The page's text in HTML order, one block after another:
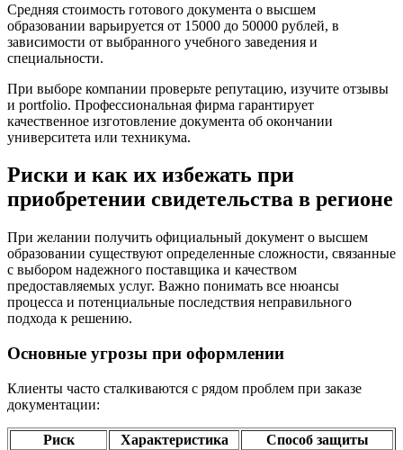
Средняя стоимость готового документа о высшем
образовании варьируется от 15000 до 50000 рублей, в
зависимости от выбранного учебного заведения и
специальности.
При выборе компании проверьте репутацию, изучите отзывы
и portfoliо. Профессиональная фирма гарантирует
качественное изготовление документа об окончании
университета или техникума.
Риски и как их избежать при
приобретении свидетельства в регионе
При желании получить официальный документ о высшем
образовании существуют определенные сложности, связанные
с выбором надежного поставщика и качеством
предоставляемых услуг. Важно понимать все нюансы
процесса и потенциальные последствия неправильного
подхода к решению.
Основные угрозы при оформлении
Клиенты часто сталкиваются с рядом проблем при заказе
документации:
Риск Характеристика
Способ защиты